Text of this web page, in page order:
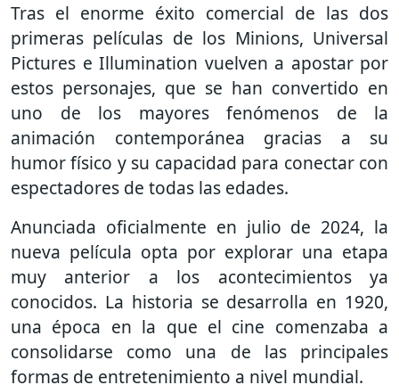
Tras el enorme éxito comercial de las dos
primeras películas de los Minions, Universal
Pictures e Illumination vuelven a apostar por
estos personajes, que se han convertido en
uno de los mayores fenómenos de la
animación contemporánea gracias a su
humor físico y su capacidad para conectar con
espectadores de todas las edades.
Anunciada oficialmente en julio de 2024, la
nueva película opta por explorar una etapa
muy anterior a los acontecimientos ya
conocidos. La historia se desarrolla en 1920,
una época en la que el cine comenzaba a
consolidarse como una de las principales
formas de entretenimiento a nivel mundial.